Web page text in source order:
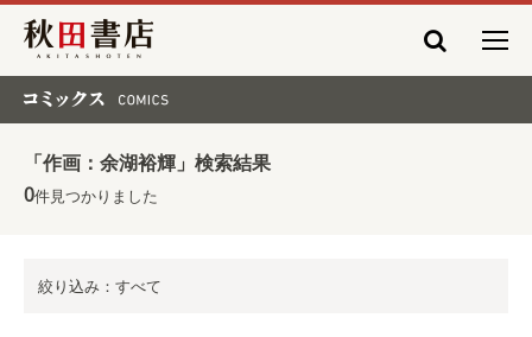
秋田書店
「作画：余湖裕輝」検索結果
0件見つかりました
絞り込み：すべて